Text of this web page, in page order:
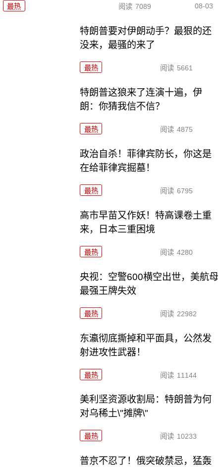
最热 阅读 7089 08-03
特朗普要对伊朗动手？最狠的还
没来，最骚的来了
最热 阅读 5661
特朗普这狼来了连演十遍，伊
朗：你猜我信不信？
最热 阅读 4875
政治自杀！菲律宾防长，你这是
在给菲律宾掘墓！
最热 阅读 6795
高市早苗又作妖！特高课卷土重
来，日本三重困境
最热 阅读 4280
央视：空警600横空出世，美航母
最强王牌失效
最热 阅读 22982
东瀛彻底撕掉和平面具，公然发
射进攻性武器！
最热 阅读 11144
美利坚资源收割局：特朗普为何
对乌稀土\"摊牌\"
最热 阅读 10233
普京不忍了！俄突破禁忌，猛轰